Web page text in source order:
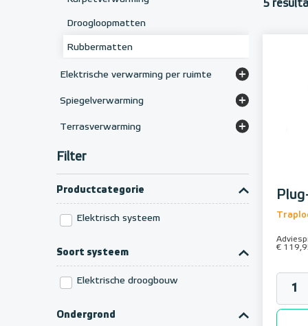
Droogloopmatten
Rubbermatten
Elektrische verwarming per ruimte
Spiegelverwarming
Terrasverwarming
Filter
Productcategorie
Elektrisch systeem
Soort systeem
Elektrische droogbouw
Ondergrond
5
€